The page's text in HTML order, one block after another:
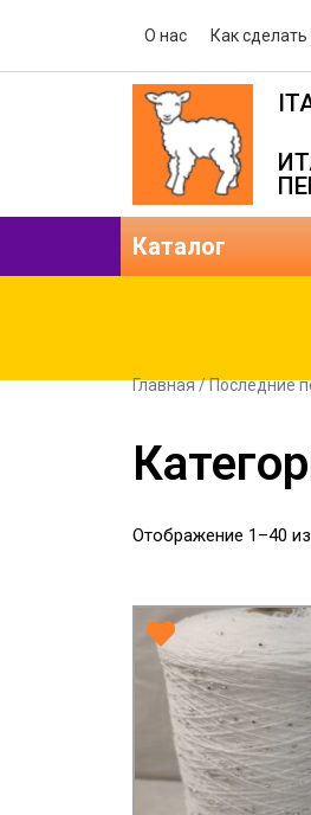
О нас Как сделать
Каталог
Главная/ Последние
Отображение 1–40